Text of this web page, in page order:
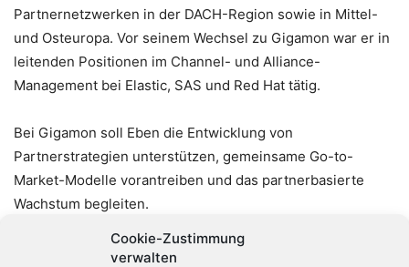
Cookie-Zustimmung
verwalten
Partnernetzwerken in der DACH-Region sowie in Mittel-
und Osteuropa. Vor seinem Wechsel zu Gigamon war er in
leitenden Positionen im Channel- und Alliance-
Management bei Elastic, SAS und Red Hat tätig.
Bei Gigamon soll Eben die Entwicklung von
Partnerstrategien unterstützen, gemeinsame Go-to-
Market-Modelle vorantreiben und das partnerbasierte
Wachstum begleiten.